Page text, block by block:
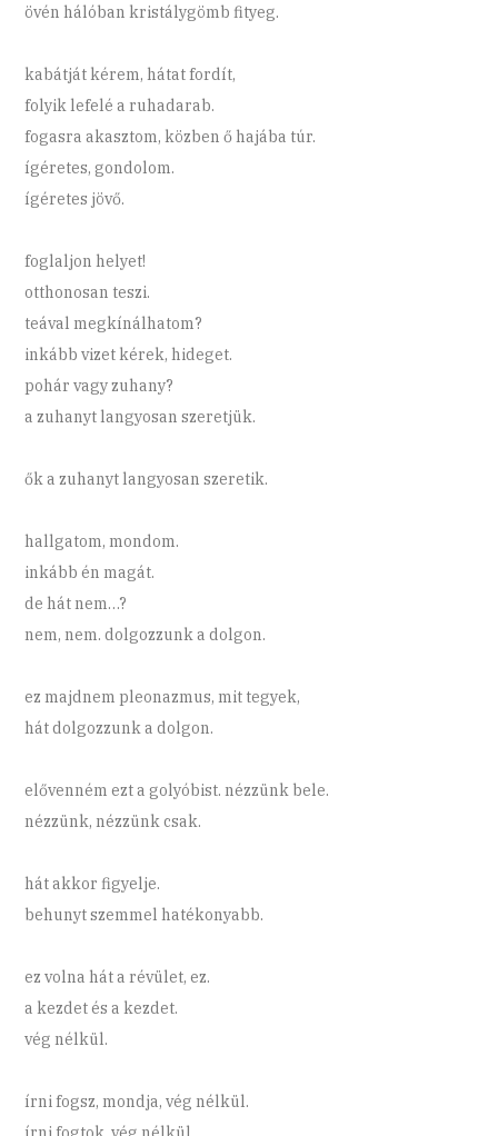
övén hálóban kristálygömb fityeg.
kabátját kérem, hátat fordít,
folyik lefelé a ruhadarab.
fogasra akasztom, közben ő hajába túr.
ígéretes, gondolom.
ígéretes jövő.
foglaljon helyet!
otthonosan teszi.
teával megkínálhatom?
inkább vizet kérek, hideget.
pohár vagy zuhany?
a zuhanyt langyosan szeretjük.
ők a zuhanyt langyosan szeretik.
hallgatom, mondom.
inkább én magát.
de hát nem…?
nem, nem. dolgozzunk a dolgon.
ez majdnem pleonazmus, mit tegyek,
hát dolgozzunk a dolgon.
elővenném ezt a golyóbist. nézzünk bele.
nézzünk, nézzünk csak.
hát akkor figyelje.
behunyt szemmel hatékonyabb.
ez volna hát a révület, ez.
a kezdet és a kezdet.
vég nélkül.
írni fogsz, mondja, vég nélkül.